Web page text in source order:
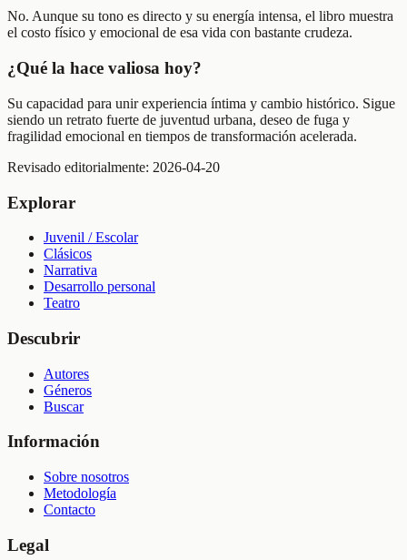
No. Aunque su tono es directo y su energía intensa, el libro muestra
el costo físico y emocional de esa vida con bastante crudeza.
¿Qué la hace valiosa hoy?
Su capacidad para unir experiencia íntima y cambio histórico. Sigue
siendo un retrato fuerte de juventud urbana, deseo de fuga y
fragilidad emocional en tiempos de transformación acelerada.
Revisado editorialmente: 2026-04-20
Explorar
Juvenil / Escolar
Clásicos
Narrativa
Desarrollo personal
Teatro
Descubrir
Autores
Géneros
Buscar
Información
Sobre nosotros
Metodología
Contacto
Legal